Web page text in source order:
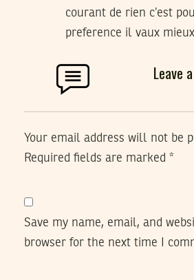
courant de rien c’est
preference il vaux
Leave
Your email address will not be
Required fields are marked *
Save my name, email, and
browser for the next time I